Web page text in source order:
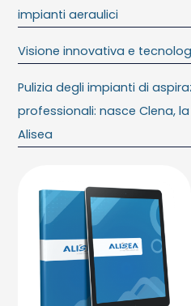
impianti aeraulici
Visione innovativa e
Pulizia degli impianti di
professionali: nasce Clena,
Alisea